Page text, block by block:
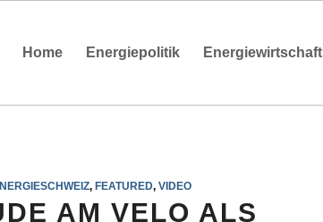
Home Energiepolitik Energiewirtschaft
, FEATURED, VIDEO
AM VELO ALS